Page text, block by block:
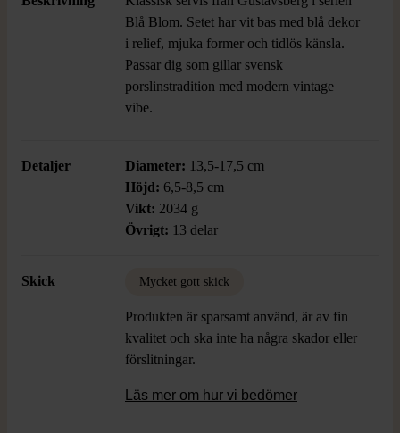
Blå Blom. Setet har vit bas med blå dekor
i relief, mjuka former och tidlös känsla.
Passar dig som gillar svensk
porslinstradition med modern vintage
vibe.
Detaljer Diameter: 13,5-17,5 cm
Höjd: 6,5-8,5 cm
Vikt: 2034 g
Övrigt: 13 delar
Skick Mycket gott skick
Produkten är sparsamt använd, är av fin
kvalitet och ska inte ha några skador eller
förslitningar.
Läs mer om hur vi bedömer